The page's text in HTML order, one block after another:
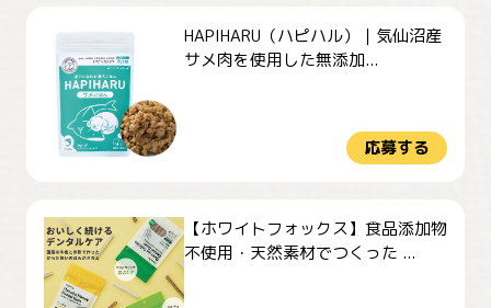
HAPIHARU（ハピハル）｜気仙沼産
サメ肉を使用した無添加...
応募する
【ホワイトフォックス】食品添加物
不使用・天然素材でつくった ...